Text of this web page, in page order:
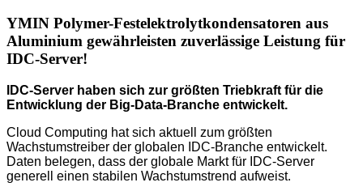
YMIN Polymer-Festelektrolytkondensatoren aus
Aluminium gewährleisten zuverlässige Leistung für
IDC-Server!
IDC-Server haben sich zur größten Triebkraft für die
Entwicklung der Big-Data-Branche entwickelt.
Cloud Computing hat sich aktuell zum größten
Wachstumstreiber der globalen IDC-Branche entwickelt.
Daten belegen, dass der globale Markt für IDC-Server
generell einen stabilen Wachstumstrend aufweist.